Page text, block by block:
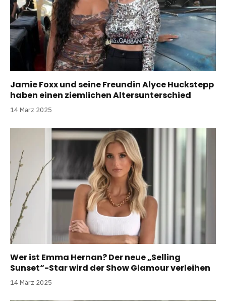
Jamie Foxx und seine Freundin Alyce Huckstepp
haben einen ziemlichen Altersunterschied
14 März 2025
Wer ist Emma Hernan? Der neue „Selling
Sunset“-Star wird der Show Glamour verleihen
14 März 2025